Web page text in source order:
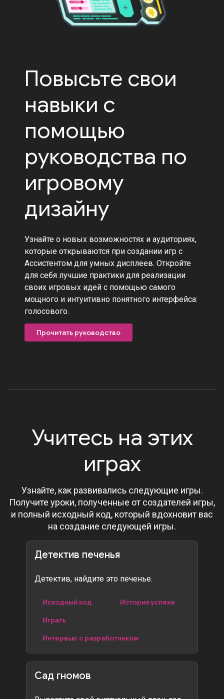
Повысьте свои
навыки с
помощью
руководства по
игровому
дизайну
Узнайте о новых возможностях и аудиториях,
которые открываются при создании игр с
Ассистентом для умных дисплеев. Откройте
для себя лучшие практики для реализации
своих игровых идей с помощью самого
мощного и интуитивно понятного интерфейса:
голосового.
Прочитать руководство
Учитесь на этих
играх
Узнайте, как развивались следующие игры.
Получите уроки, полученные от создателей игры,
и полный исходный код, который вдохновит вас
на создание следующей игры.
Детектив печенья
Детектив, найдите это печенье.
Исходный код
История успеха
Играть
Интервью с разработчиком
Сад гномов